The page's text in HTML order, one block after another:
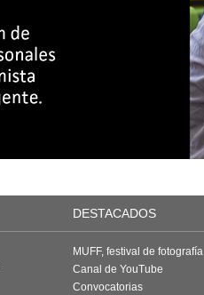
DESTACADOS
MUFF, festival de fotografía
Canal de YouTube
Convocatorias